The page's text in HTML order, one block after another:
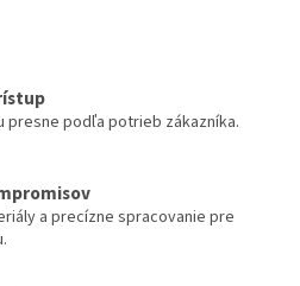
presne podľa potrieb zákazníka.
a precízne spracovanie pre